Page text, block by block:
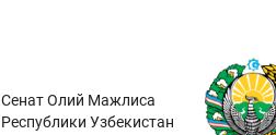
Сенат Олий Мажлиса
Республики Узбекистан